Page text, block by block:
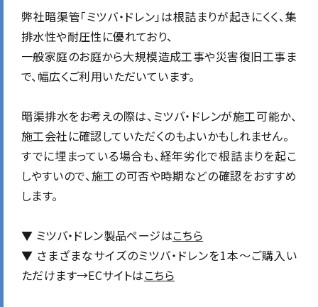
弊社暗渠管「ミツバ・ドレン」は根詰まりが起きにくく、集
排水性や耐圧性に優れており、
一般家庭のお庭から大規模造成工事や災害復旧工事ま
で、幅広くご利用いただいています。
暗渠排水をお考えの際は、ミツバ・ドレンが施工可能か、
施工会社に確認していただくのもよいかもしれません。
すでに埋まっている場合も、経年劣化で根詰まりを起こ
しやすいので、施工の可否や時期などの確認をおすすめ
します。
▼ ミツバ・ドレン製品ページはこちら
▼ さまざまなサイズのミツバ・ドレンを1本〜ご購入い
ただけます→ECサイトはこちら